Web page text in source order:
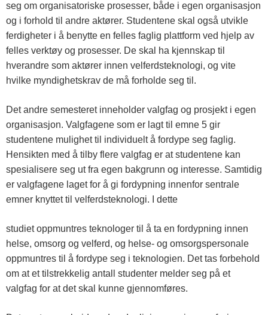
seg om organisatoriske prosesser, både i egen organisasjon
og i forhold til andre aktører. Studentene skal også utvikle
ferdigheter i å benytte en felles faglig plattform ved hjelp av
felles verktøy og prosesser. De skal ha kjennskap til
hverandre som aktører innen velferdsteknologi, og vite
hvilke myndighetskrav de må forholde seg til.
Det andre semesteret inneholder valgfag og prosjekt i egen
organisasjon. Valgfagene som er lagt til emne 5 gir
studentene mulighet til individuelt å fordype seg faglig.
Hensikten med å tilby flere valgfag er at studentene kan
spesialisere seg ut fra egen bakgrunn og interesse. Samtidig
er valgfagene laget for å gi fordypning innenfor sentrale
emner knyttet til velferdsteknologi. I dette
studiet oppmuntres teknologer til å ta en fordypning innen
helse, omsorg og velferd, og helse- og omsorgspersonale
oppmuntres til å fordype seg i teknologien. Det tas forbehold
om at et tilstrekkelig antall studenter melder seg på et
valgfag for at det skal kunne gjennomføres.